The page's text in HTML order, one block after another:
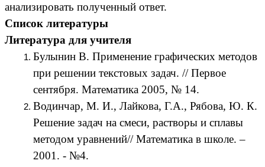
анализировать полученный ответ.
Список литературы
Литература для учителя
Булынин В. Применение графических методов
при решении текстовых задач. // Первое
сентября. Математика 2005, № 14.
Водинчар, М. И., Лайкова, Г.А., Рябова, Ю. К.
Решение задач на смеси, растворы и сплавы
методом уравнений// Математика в школе. –
2001. - №4.